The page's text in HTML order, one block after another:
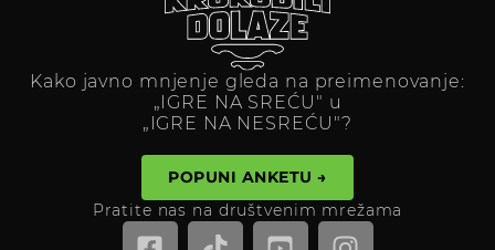
Kako javno mnjenje gleda na preimenovanje:
„IGRE NA SREĆU" u
„IGRE NA NESREĆU"?
POPUNI ANKETU →
Pratite nas na društvenim mrežama